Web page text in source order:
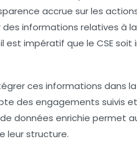
accrue sur les
des informations relatives à
est impératif que le CSE soit
ces informations dans
des engagements suivis
données enrichie permet
leur structure.